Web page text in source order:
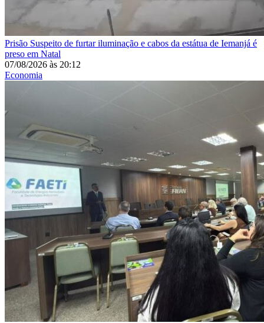
Prisão Suspeito de furtar iluminação e cabos da estátua de Iemanjá é
preso em Natal
07/08/2026 às 20:12
Economia